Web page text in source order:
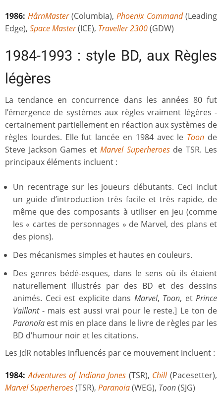
1986: HârnMaster(Columbia), Phoenix Command(Leading
Edge), Space Master(ICE), Traveller 2300(GDW)
1984-1993 : style BD, aux Règles
légères
La tendance en concurrence dans les années 80 fut
l’émergence de systèmes aux règles vraiment légères -
certainement partiellement en réaction aux systèmes de
règles lourdes. Elle fut lancée en 1984 avec le Toon de
Steve Jackson Games et Marvel Superheroesde TSR. Les
principaux éléments incluent :
Un recentrage sur les joueurs débutants. Ceci inclut
un guide d’introduction très facile et très rapide, de
même que des composants à utiliser en jeu (comme
les « cartes de personnages » de Marvel, des plans et
des pions).
Des mécanismes simples et hautes en couleurs.
Des genres bédé-esques, dans le sens où ils étaient
naturellement illustrés par des BD et des dessins
animés. Ceci est explicite dans Marvel, Toon, et Prince
Vaillant- mais est aussi vrai pour le reste.] Le ton de
Paranoïa est mis en place dans le livre de règles par les
BD d’humour noir et les citations.
Les JdR notables influencés par ce mouvement incluent :
1984: Adventures of Indiana Jones (TSR), Chill(Pacesetter),
Marvel Superheroes(TSR), Paranoia(WEG), Toon(SJG)